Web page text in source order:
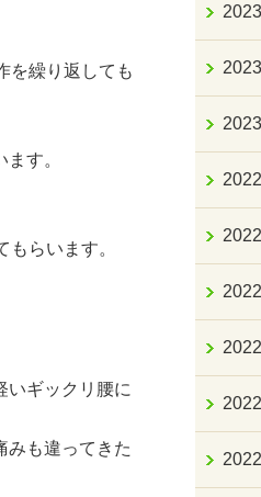
を繰り返しても
す。
らいます。
いギックリ腰に
みも違ってきた